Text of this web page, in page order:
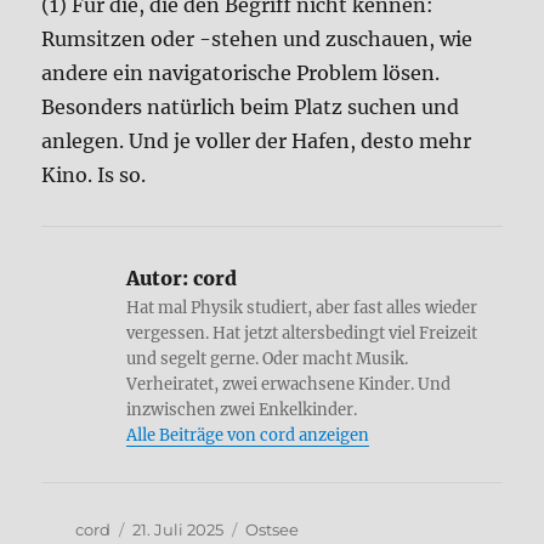
Rumsitzen oder -stehen und zuschauen, wie
andere ein navigatorische Problem lösen.
Besonders natürlich beim Platz suchen und
anlegen. Und je voller der Hafen, desto mehr
Kino. Is so.
Autor: cord
Hat mal Physik studiert, aber fast alles wieder
vergessen. Hat jetzt altersbedingt viel Freizeit
und segelt gerne. Oder macht Musik.
Verheiratet, zwei erwachsene Kinder. Und
inzwischen zwei Enkelkinder.
Alle Beiträge von cord anzeigen
Autor
cord
Veröffentlicht
21. Juli 2025 Kategorien
Ostsee